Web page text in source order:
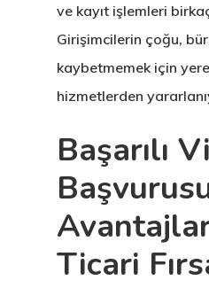
ve kayıt işlemleri
Girişimcilerin çoğu,
kaybetmemek için
hizmetlerden
Başarılı
Ticari